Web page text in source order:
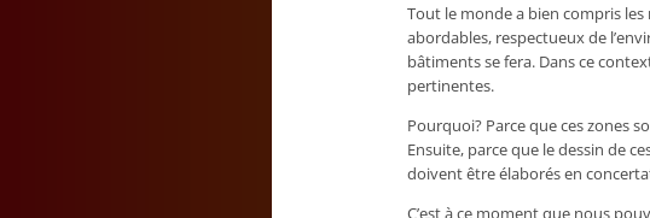
Tout le monde a bien compris
abordables, respectueux de
bâtiments se fera. Dans ce
pertinentes.
Pourquoi? Parce que ces zones
Ensuite, parce que le dessin de
doivent être élaborés en
C’est à ce moment que nous